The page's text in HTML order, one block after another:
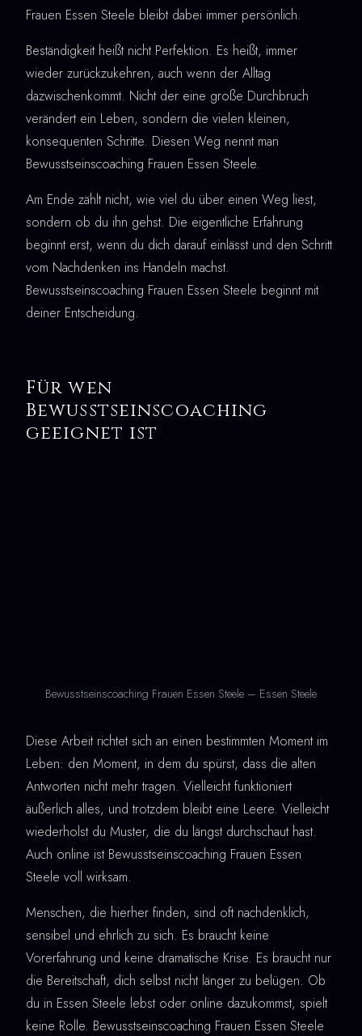
Frauen Essen Steele bleibt dabei immer persönlich.
Beständigkeit heißt nicht Perfektion. Es heißt, immer
wieder zurückzukehren, auch wenn der Alltag
dazwischenkommt. Nicht der eine große Durchbruch
verändert ein Leben, sondern die vielen kleinen,
konsequenten Schritte. Diesen Weg nennt man
Bewusstseinscoaching Frauen Essen Steele.
Am Ende zählt nicht, wie viel du über einen Weg liest,
sondern ob du ihn gehst. Die eigentliche Erfahrung
beginnt erst, wenn du dich darauf einlässt und den Schritt
vom Nachdenken ins Handeln machst.
Bewusstseinscoaching Frauen Essen Steele beginnt mit
deiner Entscheidung.
Für wen
Bewusstseinscoaching
geeignet ist
Bewusstseinscoaching Frauen Essen Steele – Essen Steele
Diese Arbeit richtet sich an einen bestimmten Moment im
Leben: den Moment, in dem du spürst, dass die alten
Antworten nicht mehr tragen. Vielleicht funktioniert
äußerlich alles, und trotzdem bleibt eine Leere. Vielleicht
wiederholst du Muster, die du längst durchschaut hast.
Auch online ist Bewusstseinscoaching Frauen Essen
Steele voll wirksam.
Menschen, die hierher finden, sind oft nachdenklich,
sensibel und ehrlich zu sich. Es braucht keine
Vorerfahrung und keine dramatische Krise. Es braucht nur
die Bereitschaft, dich selbst nicht länger zu belügen. Ob
du in Essen Steele lebst oder online dazukommst, spielt
keine Rolle. Bewusstseinscoaching Frauen Essen Steele